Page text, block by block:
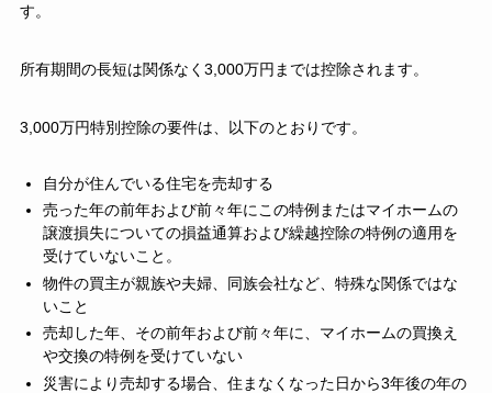
す。
所有期間の長短は関係なく3,000万円までは控除されます。
3,000万円特別控除の要件は、以下のとおりです。
自分が住んでいる住宅を売却する
売った年の前年および前々年にこの特例またはマイホームの
譲渡損失についての損益通算および繰越控除の特例の適用を
受けていないこと。
物件の買主が親族や夫婦、同族会社など、特殊な関係ではな
いこと
売却した年、その前年および前々年に、マイホームの買換え
や交換の特例を受けていない
災害により売却する場合、住まなくなった日から3年後の年の